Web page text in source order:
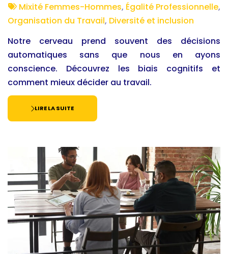
:
par
Tags
:
Mixité Femmes-Hommes, Égalité Professionnelle,
Organisation du Travail, Diversité et inclusion
Notre cerveau prend souvent des décisions
automatiques sans que nous en ayons
conscience. Découvrez les biais cognitifs et
comment mieux décider au travail.
LIRE LA SUITE